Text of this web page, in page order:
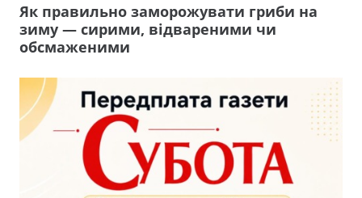
Як правильно заморожувати гриби на
зиму — сирими, відвареними чи
обсмаженими